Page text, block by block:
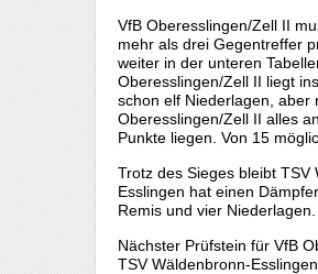
VfB Oberesslingen/Zell II
mehr als drei Gegentreffer
weiter in der unteren
Oberesslingen/Zell II liegt
schon elf Niederlagen, aber
Oberesslingen/Zell II alles
Punkte liegen. Von 15
Trotz des Sieges bleibt
Esslingen hat einen
Remis und vier
Nächster Prüfstein für VfB
TSV Wäldenbronn-